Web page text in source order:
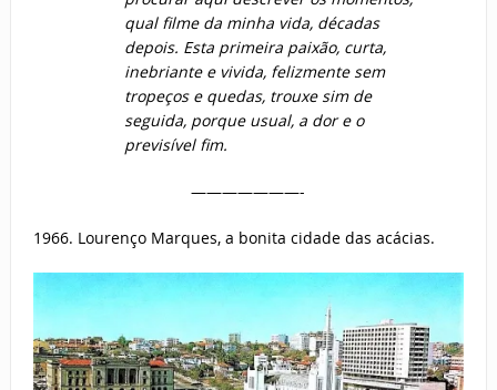
qual filme da minha vida, décadas
depois. Esta primeira paixão, curta,
inebriante e vivida, felizmente sem
tropeços e quedas, trouxe sim de
seguida, porque usual, a dor e o
previsível fim.
———————-
Lourenço Marques, a bonita cidade das acácias.